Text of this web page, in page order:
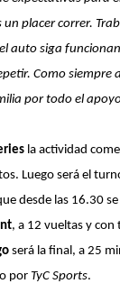
un placer correr.
auto siga
Como siempre
por todo el
la actividad
Luego será el
desde las 16.30
, a 12 vueltas y con
será la final, a 25
por TyC Sports.